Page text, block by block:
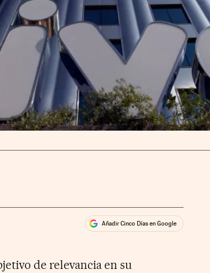
Añadir Cinco Días en Google
de relevancia en su